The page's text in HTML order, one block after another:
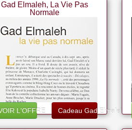
Gad Elmaleh, La Vie Pas
Normale
L'OFFRE Cadeau Gad Elmaleh